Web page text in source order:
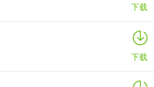
尽快进行修复。
下载
下载